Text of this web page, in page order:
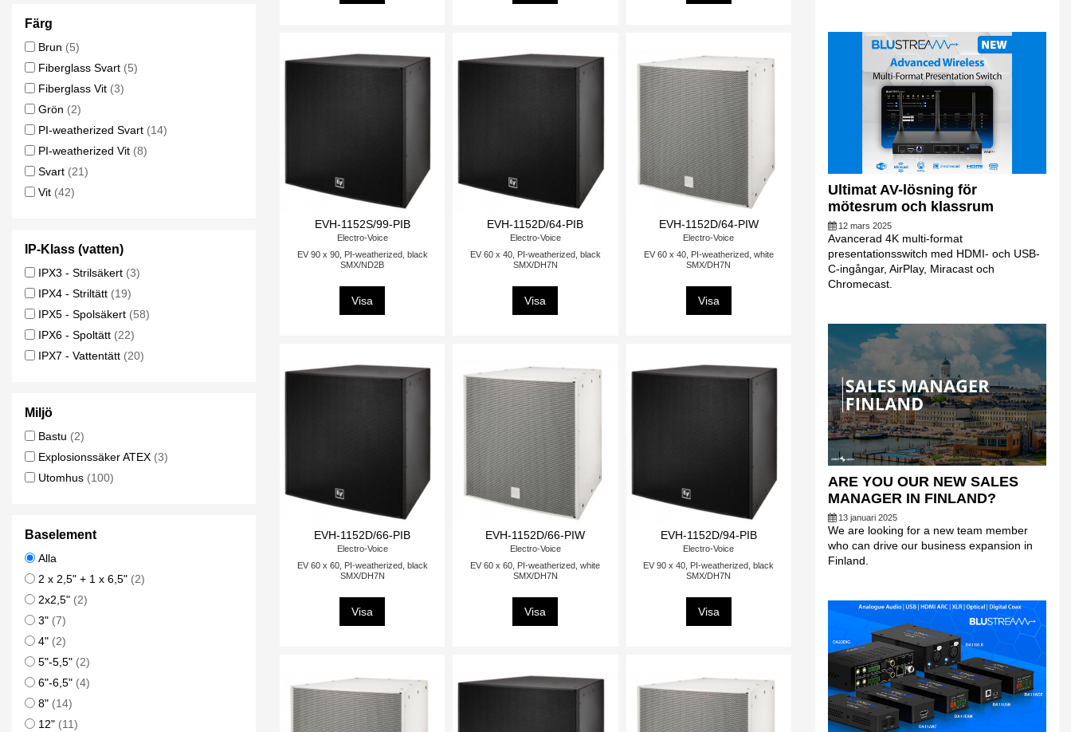
EVH-1152S/99-PIB
Electro-Voice
EV 90 x 90, PI-weatherized, black
SMX/ND2B
Visa
EVH-1152D/64-PIB
Electro-Voice
EV 60 x 40, PI-weatherized, black
SMX/DH7N
Visa
EVH-1152D/64-PIW
Electro-Voice
EV 60 x 40, PI-weatherized, white
SMX/DH7N
Visa
EVH-1152D/66-PIB
Electro-Voice
EV 60 x 60, PI-weatherized, black
SMX/DH7N
Visa
EVH-1152D/66-PIW
Electro-Voice
EV 60 x 60, PI-weatherized, white
SMX/DH7N
Visa
EVH-1152D/94-PIB
Electro-Voice
EV 90 x 40, PI-weatherized, black
SMX/DH7N
Visa
Färg
Brun (5)
Fiberglass Svart (5)
Fiberglass Vit (3)
Grön (2)
PI-weatherized Svart (14)
PI-weatherized Vit (8)
Svart (21)
Vit (42)
IP-Klass (vatten)
IPX3 - Strilsäkert (3)
IPX4 - Striltätt (19)
IPX5 - Spolsäkert (58)
IPX6 - Spoltätt (22)
IPX7 - Vattentätt (20)
Miljö
Bastu (2)
Explosionssäker ATEX (3)
Utomhus (100)
Baselement
Alla
2 x 2,5" + 1 x 6,5" (2)
2x2,5" (2)
3" (7)
4" (2)
5"-5,5" (2)
6"-6,5" (4)
8" (14)
12" (11)
Ultimat AV-lösning för
mötesrum och klassrum
12 mars 2025
Avancerad 4K multi-format
presentationsswitch med HDMI- och USB-
C-ingångar, AirPlay, Miracast och
Chromecast.
ARE YOU OUR NEW SALES
MANAGER IN FINLAND?
13 januari 2025
We are looking for a new team member
who can drive our business expansion in
Finland.